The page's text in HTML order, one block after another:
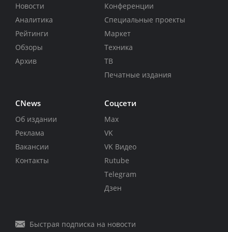
Новости
Аналитика
Рейтинги
Обзоры
Архив
Конференции
Специальные проекты
Маркет
Техника
ТВ
Печатные издания
CNews
Об издании
Реклама
Вакансии
Контакты
Соцсети
Max
VK
VK Видео
Rutube
Telegram
Дзен
Быстрая подписка на новости